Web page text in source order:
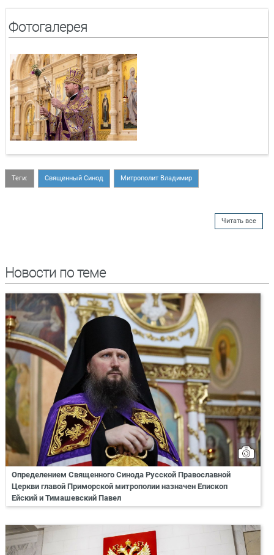
Фотогалерея
Теги: Священный Синод Митрополит Владимир
Читать все
Новости по теме
Определением Священного Синода Русской Православной
Церкви главой Приморской митрополии назначен Епископ
Ейский и Тимашевский Павел